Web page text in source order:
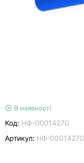
В наявності
Код: НФ-00014270
Артикул: НФ-00014270